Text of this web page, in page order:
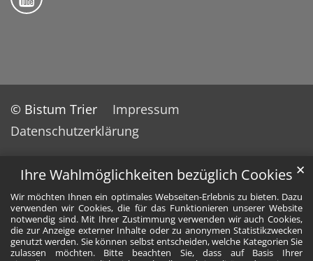
Ihre Wahlmöglichkeiten bezüglich Cookies
Wir möchten Ihnen ein optimales Webseiten-Erlebnis zu bieten. Dazu
verwenden wir Cookies, die für das Funktionieren unserer Website
notwendig sind. Mit Ihrer Zustimmung verwenden wir auch Cookies,
die zur Anzeige externer Inhalte oder zu anonymen Statistikzwecken
genutzt werden. Sie können selbst entscheiden, welche Kategorien Sie
zulassen möchten. Bitte beachten Sie, dass auf Basis Ihrer
✕
© Bistum Trier
Impressum
Datenschutzerklärung